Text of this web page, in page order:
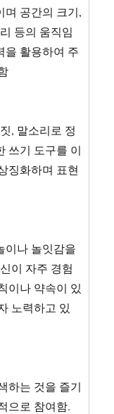
며 공간의 크기,
등의 움직임
을 활용하여 주
, 말소리로 정
쓰기 도구를 이
징화하며 표현
이나 놀잇감을
이 자주 경험
이나 약속이 있
노력하고 있
하는 것을 즐기
으로 참여함.